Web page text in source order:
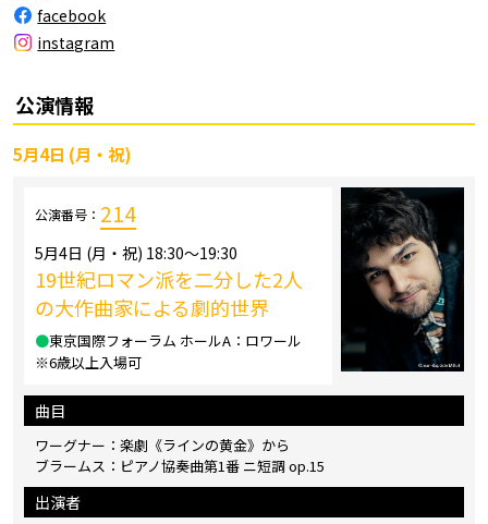
facebook
instagram
公演情報
5月4日 (月・祝)
公演番号： 214
5月4日 (月・祝) 18:30～19:30
19世紀ロマン派を二分した2人
の大作曲家による劇的世界
●東京国際フォーラム ホールA：ロワール
※6歳以上入場可
曲目
ワーグナー：楽劇《ラインの黄金》から
ブラームス：ピアノ協奏曲第1番 ニ短調 op.15
出演者